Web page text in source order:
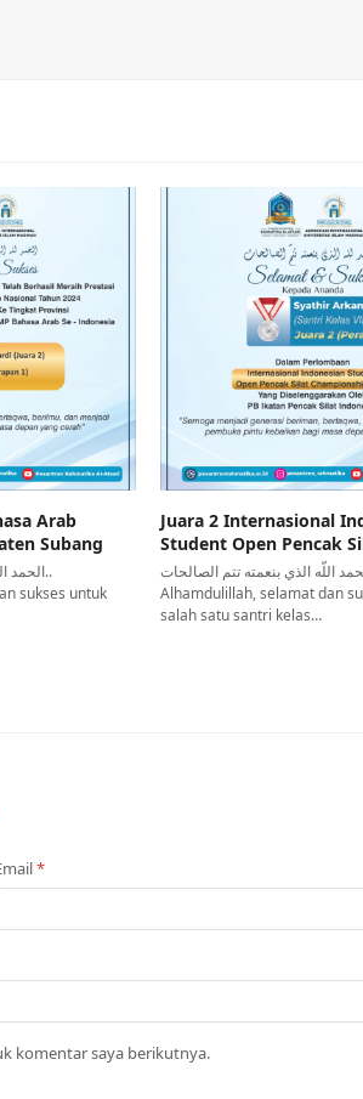
Arab
Subang
الحمد
sukses untuk
Juara 2 Internasional
Student Open Pencak
اللّه الذي بنعمته تتم الصالحات..
Alhamdulillah, selamat dan
salah satu santri kelas…
*
komentar saya berikutnya.